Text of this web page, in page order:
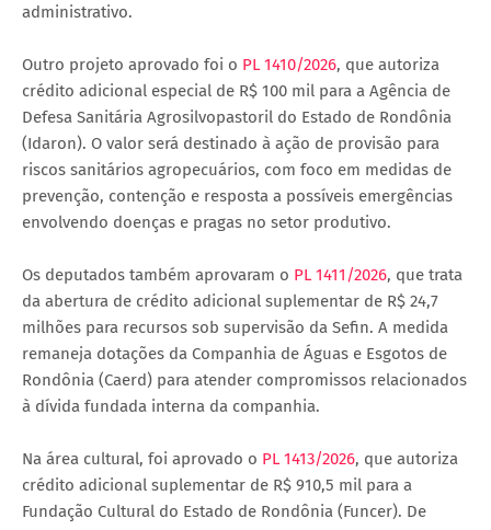
administrativo.
Outro projeto aprovado foi o PL 1410/2026, que autoriza
crédito adicional especial de R$ 100 mil para a Agência de
Defesa Sanitária Agrosilvopastoril do Estado de Rondônia
(Idaron). O valor será destinado à ação de provisão para
riscos sanitários agropecuários, com foco em medidas de
prevenção, contenção e resposta a possíveis emergências
envolvendo doenças e pragas no setor produtivo.
Os deputados também aprovaram o PL 1411/2026, que trata
da abertura de crédito adicional suplementar de R$ 24,7
milhões para recursos sob supervisão da Sefin. A medida
remaneja dotações da Companhia de Águas e Esgotos de
Rondônia (Caerd) para atender compromissos relacionados
à dívida fundada interna da companhia.
Na área cultural, foi aprovado o PL 1413/2026, que autoriza
crédito adicional suplementar de R$ 910,5 mil para a
Fundação Cultural do Estado de Rondônia (Funcer). De